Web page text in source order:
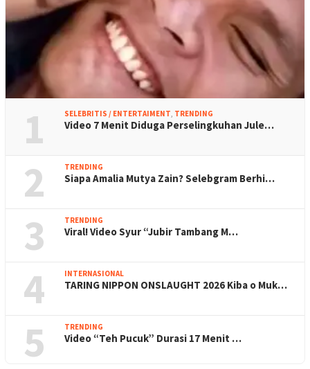
1 SELEBRITIS / ENTERTAIMENT, TRENDING
Video 7 Menit Diduga Perselingkuhan Jule…
2 TRENDING
Siapa Amalia Mutya Zain? Selebgram Berhi…
3 TRENDING
Viral! Video Syur “Jubir Tambang M…
4 INTERNASIONAL
TARING NIPPON ONSLAUGHT 2026 Kiba o Muk…
5 TRENDING
Video “Teh Pucuk” Durasi 17 Menit …